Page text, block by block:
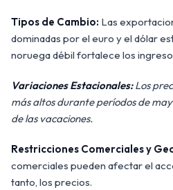
Tipos de Cambio: Las
dominadas por el euro y el dólar
noruega débil fortalece los
Variaciones Estacionales:Los
más altos durante períodos de
de las vacaciones.
Restricciones Comerciales y
comerciales pueden afectar el
tanto, los precios.